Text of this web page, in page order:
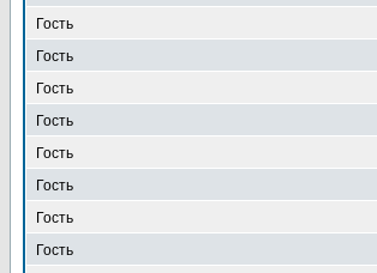
Гость
Гость
Гость
Гость
Гость
Гость
Гость
Гость